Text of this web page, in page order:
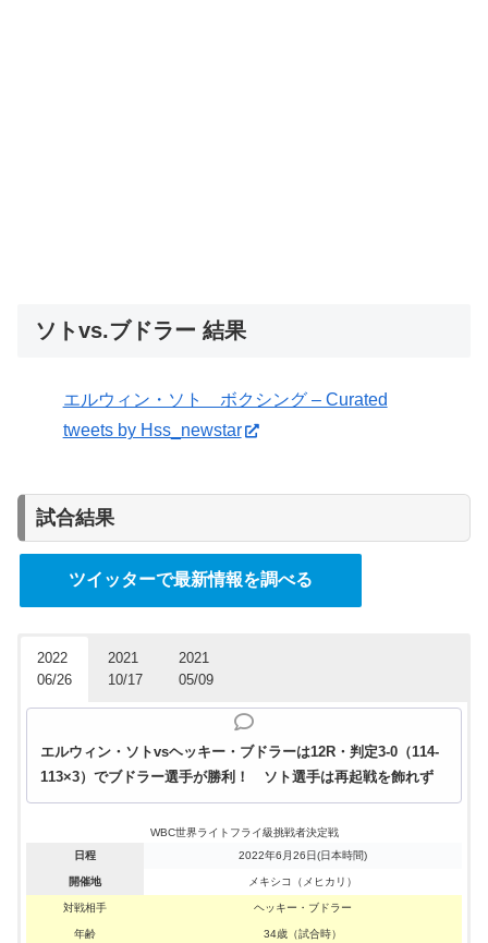
ソトvs.ブドラー 結果
エルウィン・ソト ボクシング – Curated
tweets by Hss_newstar
試合結果
ツイッターで最新情報を調べる
2022
06/26
2021
10/17
2021
05/09
エルウィン・ソトvsヘッキー・ブドラーは12R・判定3-0（114-
113×3）でブドラー選手が勝利！ ソト選手は再起戦を飾れず
WBC世界ライトフライ級挑戦者決定戦
日程
2022年6月26日(日本時間)
開催地 メキシコ（メヒカリ）
対戦相手 ヘッキー・ブドラー
年齢 34歳（試合時）